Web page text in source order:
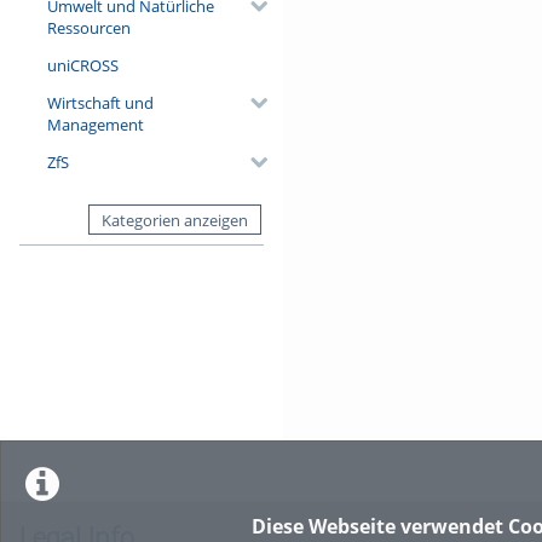
Diese Webseite verwendet
Umwelt und Natürliche
Ressourcen
uniCROSS
Wirtschaft und
Management
ZfS
Kategorien anzeigen